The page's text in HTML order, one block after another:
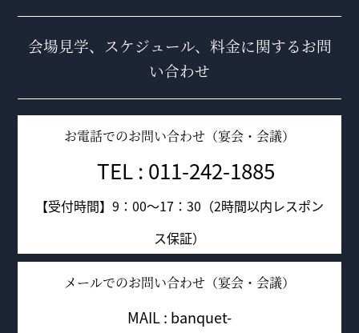
会場見学、スケジュール、料金に関するお問
い合わせ
お電話でのお問い合わせ（宴会・会議）
TEL : 011-242-1885
【受付時間】9：00～17：30（2時間以内レスポン
ス保証）
メールでのお問い合わせ（宴会・会議）
MAIL : banquet-